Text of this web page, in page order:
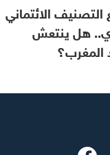
التصنيف الائتماني
هل ينتعش
المغرب؟